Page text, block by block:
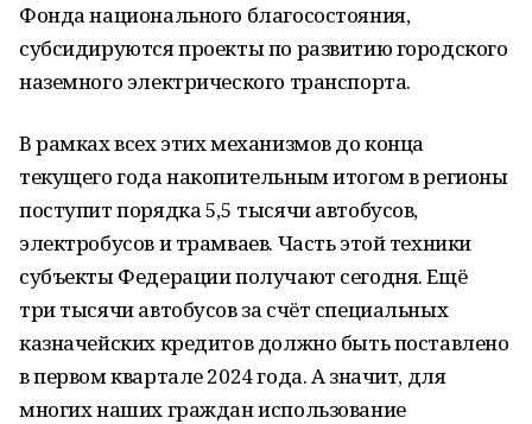
Фонда национального благосостояния,
субсидируются проекты по развитию городского
наземного электрического транспорта.
В рамках всех этих механизмов до конца
текущего года накопительным итогом в регионы
поступит порядка 5,5 тысячи автобусов,
электробусов и трамваев. Часть этой техники
субъекты Федерации получают сегодня. Ещё
три тысячи автобусов за счёт специальных
казначейских кредитов должно быть поставлено
в первом квартале 2024 года. А значит, для
многих наших граждан использование